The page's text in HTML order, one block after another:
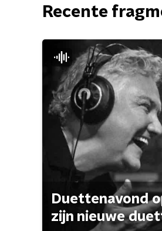
Recente
Duettenavond
zijn nieuwe